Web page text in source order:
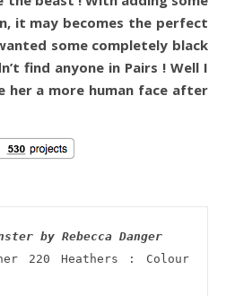
it may becomes the perfect
some completely black
find anyone in Pairs ! Well I
her a more human face after
by Rebecca Danger
220 Heathers : Colour